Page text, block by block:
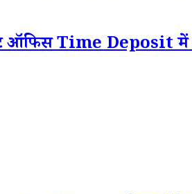
ऑफिस Time Deposit में